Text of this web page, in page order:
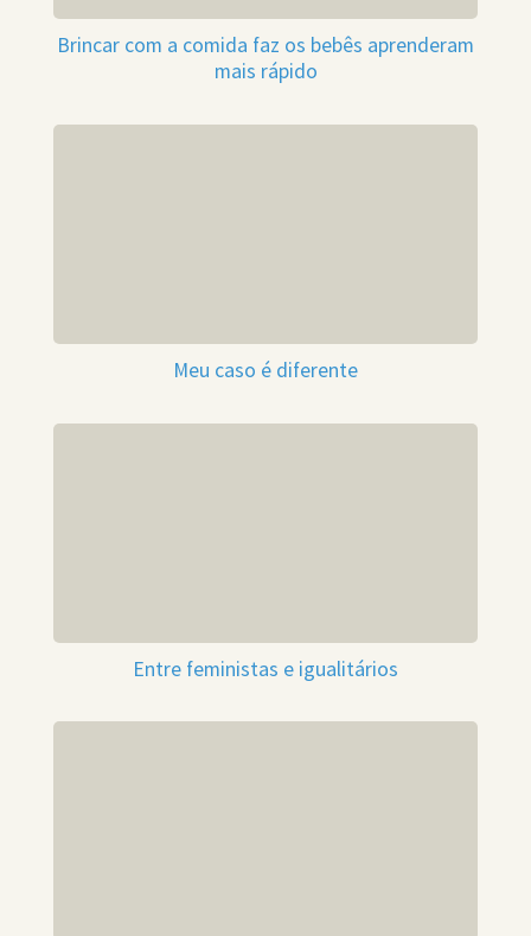
Brincar com a comida faz os bebês aprenderam
mais rápido
Meu caso é diferente
Entre feministas e igualitários